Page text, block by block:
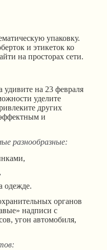
упаковку.
и этикеток ко
на просторах сети.
на 23 февраля
уделите
других
и
разнообразные:
одежде.
органов
надписи с
угон автомобиля,